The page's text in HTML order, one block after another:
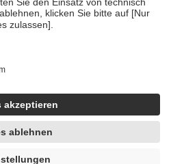
es sich um echte Bewertungen
articles/4419944605341
unter Zuhilfenahme künstlicher